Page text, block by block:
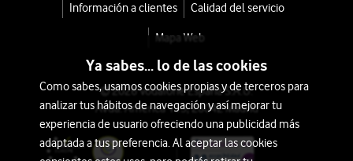
Información a clientes Calidad del servicio
Mapa Web
© 2026 Vodafone España S.A.U.
Avda. América 115, 28042 Madrid
Ya sabes... lo de las cookies
Como sabes, usamos cookies propias y de terceros para
analizar tus hábitos de navegación y así mejorar tu
experiencia de usuario ofreciendo una publicidad más
adaptada a tus preferencia. Al aceptar las cookies